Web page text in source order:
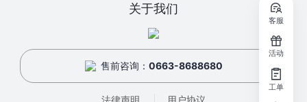
关于我们
售前咨询： 0663-8688680
法律声明 用户协议
客服
活动
工单